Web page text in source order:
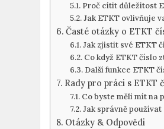
Proč cítit důležitost
Jak ‌ETKT⁤ ovlivňuje
Časté⁢ otázky o ETKT
Jak zjistit své ETKT
Co když ETKT číslo
Další funkce ETKT
Rady ⁣pro práci s ETKT
Co byste‌ měli‌ mít na
Jak správně
Otázky ⁣& Odpovědi